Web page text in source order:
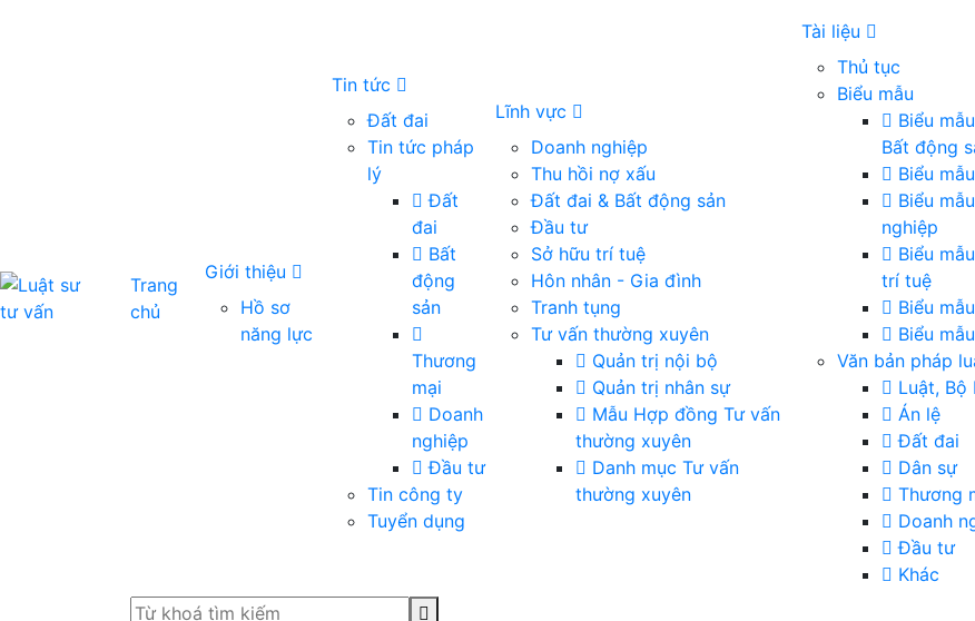
Trang
chủ
Giới thiệu
Hồ sơ
năng lực
Tin tức
Đất đai
Tin tức pháp
lý
Đất
đai
Bất
động
sản
Thương
mại
Doanh
nghiệp
Đầu tư
Tin công ty
Tuyển dụng
Lĩnh vực
Doanh nghiệp
Thu hồi nợ xấu
Đất đai & Bất động sản
Đầu tư
Sở hữu trí tuệ
Hôn nhân - Gia đình
Tranh tụng
Tư vấn thường xuyên
Quản trị nội bộ
Quản trị nhân sự
Mẫu Hợp đồng Tư vấn
thường xuyên
Danh mục Tư vấn
thường xuyên
Tài liệu
Thủ tục
Biểu mẫu
Biểu
Bất động
Biểu
Biểu
nghiệp
Biểu
trí tuệ
Biểu
Biểu
Văn bản pháp
Luật, Bộ
Án lệ
Đất đai
Dân sự
Thương
Doanh
Đầu tư
Khác